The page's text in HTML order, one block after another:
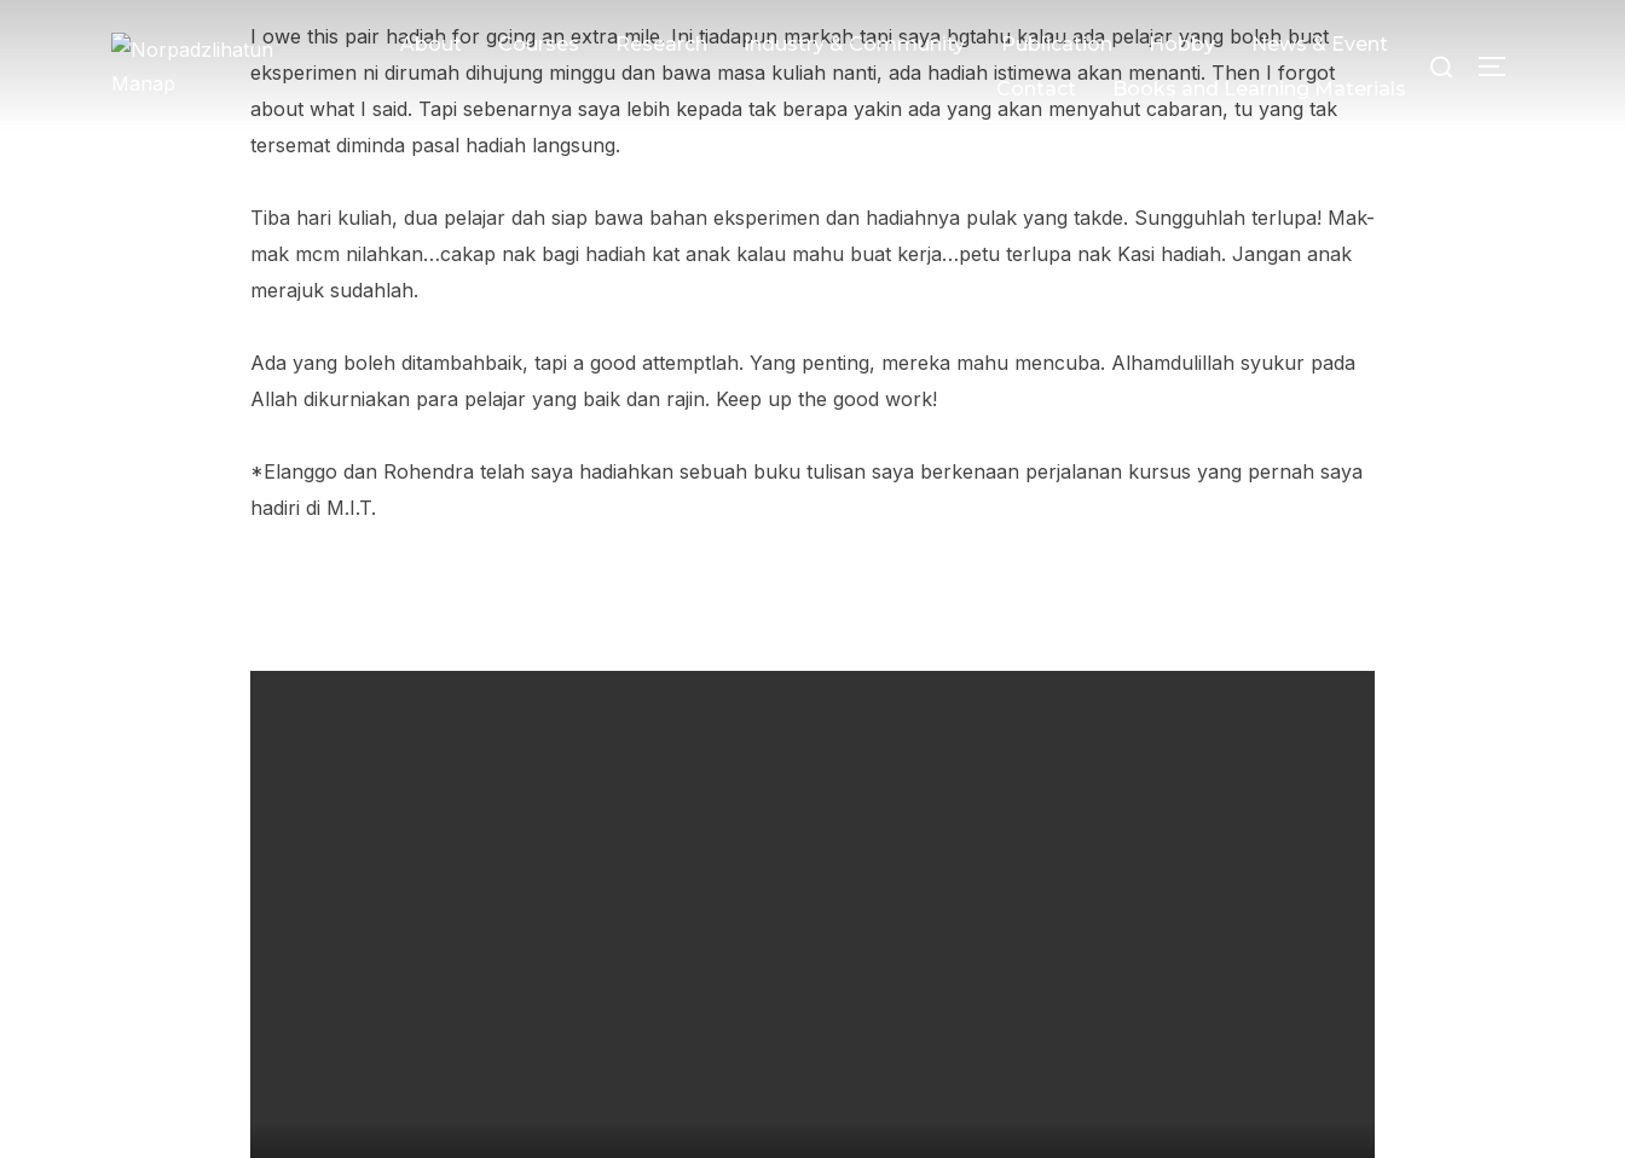
About Courses Research Industry & Community Publication Hobby
News & Event
Books and Learning Materials
I owe this pair hadiah for going an extra mile. Ini tiadapun markah tapi saya bgtahu kalau ada pelajar yang boleh buat
eksperimen ni dirumah dihujung minggu dan bawa masa kuliah nanti, ada hadiah istimewa akan menanti. Then I forgot
about what I said. Tapi sebenarnya saya lebih kepada tak berapa yakin ada yang akan menyahut cabaran, tu yang tak
tersemat diminda pasal hadiah langsung.
Tiba hari kuliah, dua pelajar dah siap bawa bahan eksperimen dan hadiahnya pulak yang takde. Sungguhlah terlupa! Mak-
mak mcm nilahkan…cakap nak bagi hadiah kat anak kalau mahu buat kerja…petu terlupa nak Kasi hadiah. Jangan anak
merajuk sudahlah.
Ada yang boleh ditambahbaik, tapi a good attemptlah. Yang penting, mereka mahu mencuba. Alhamdulillah syukur pada
Allah dikurniakan para pelajar yang baik dan rajin. Keep up the good work!
*Elanggo dan Rohendra telah saya hadiahkan sebuah buku tulisan saya berkenaan perjalanan kursus yang pernah saya
hadiri di M.I.T.